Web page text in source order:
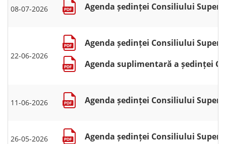
08-07-2026 Agenda ședinței Consiliului
22-06-2026
Agenda ședinței Consiliului
Agenda suplimentară a ședinței
11-06-2026 Agenda ședinței Consiliului
26-05-2026 Agenda ședinței Consiliului